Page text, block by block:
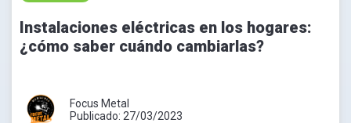
Instalaciones eléctricas en los hogares:
¿cómo saber cuándo cambiarlas?
Focus Metal
Publicado: 27/03/2023